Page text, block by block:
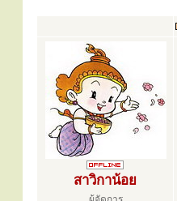
สาวิกาน้อย